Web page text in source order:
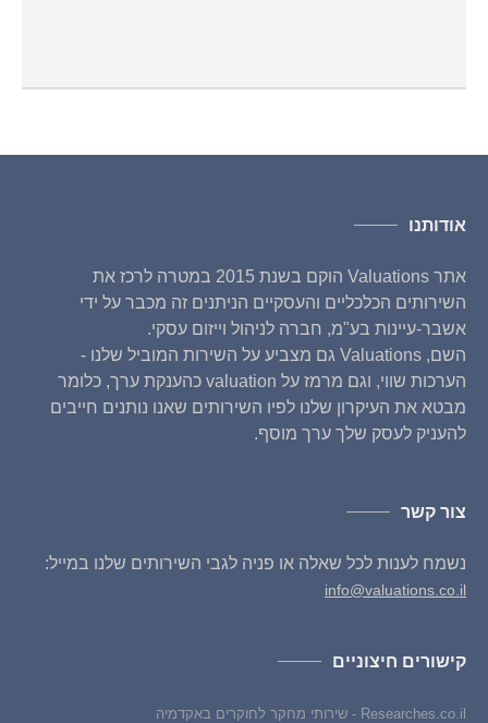
אודותנו
אתר Valuations הוקם בשנת 2015 במטרה לרכז את
השירותים הכלכליים והעסקיים הניתנים זה מכבר על ידי
אשבר-עיינות בע"מ, חברה לניהול וייזום עסקי.
השם, Valuations גם מצביע על השירות המוביל שלנו -
הערכות שווי, וגם מרמז על valuation כהענקת ערך, כלומר
מבטא את העיקרון שלנו לפיו השירותים שאנו נותנים חייבים
להעניק לעסק שלך ערך מוסף.
צור קשר
נשמח לענות לכל שאלה או פניה לגבי השירותים שלנו במייל:
info@valuations.co.il
קישורים חיצוניים
Researches.co.il - שירותי מחקר לחוקרים באקדמיה